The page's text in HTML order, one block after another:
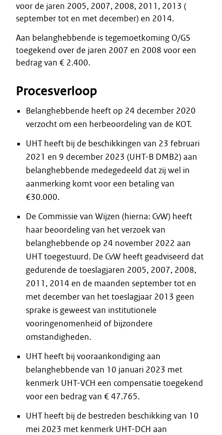
voor de jaren 2005, 2007, 2008, 2011, 2013 (
september tot en met december) en 2014.
Aan belanghebbende is tegemoetkoming O/GS
toegekend over de jaren 2007 en 2008 voor een
bedrag van € 2.400.
Procesverloop
Belanghebbende heeft op 24 december 2020
verzocht om een herbeoordeling van de KOT.
UHT heeft bij de beschikkingen van 23 februari
2021 en 9 december 2023 (UHT-B DMB2) aan
belanghebbende medegedeeld dat zij wel in
aanmerking komt voor een betaling van
€30.000.
De Commissie van Wijzen (hierna: CvW) heeft
haar beoordeling van het verzoek van
belanghebbende op 24 november 2022 aan
UHT toegestuurd. De CvW heeft geadviseerd dat
gedurende de toeslagjaren 2005, 2007, 2008,
2011, 2014 en de maanden september tot en
met december van het toeslagjaar 2013 geen
sprake is geweest van institutionele
vooringenomenheid of bijzondere
omstandigheden.
UHT heeft bij vooraankondiging aan
belanghebbende van 10 januari 2023 met
kenmerk UHT-VCH een compensatie toegekend
voor een bedrag van € 47.765.
UHT heeft bij de bestreden beschikking van 10
mei 2023 met kenmerk UHT-DCH aan